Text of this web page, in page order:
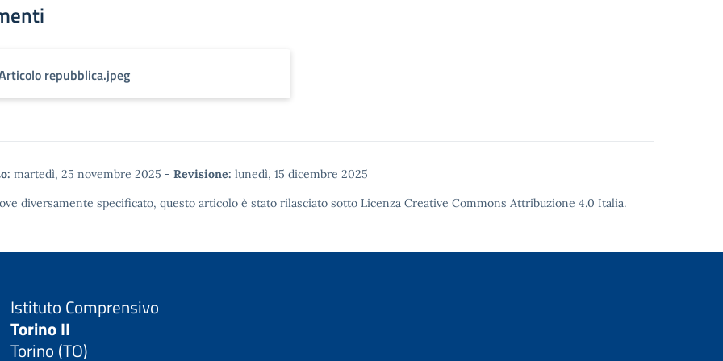
repubblica.jpeg
martedì, 25 novembre 2025 - Revisione: lunedì, 15 dicembre 2025
diversamente specificato, questo articolo è stato rilasciato sotto Licenza Creative Commons Attribuzione 4.0 Italia.
Istituto Comprensivo
Torino II
Torino (TO)